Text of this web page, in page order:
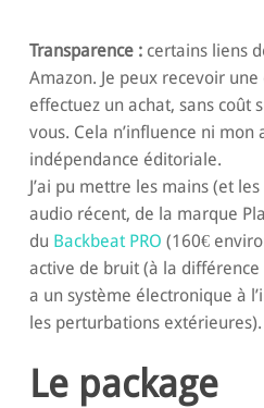
Transparence :certains liens
Amazon. Je peux recevoir
effectuez un achat, sans coût
vous. Cela n’influence ni mon
indépendance éditoriale.
J’ai pu mettre les mains (et
audio récent, de la marque
du Backbeat PRO (160€
active de bruit (à la différence
a un système électronique à
les perturbations extérieures).
Le package